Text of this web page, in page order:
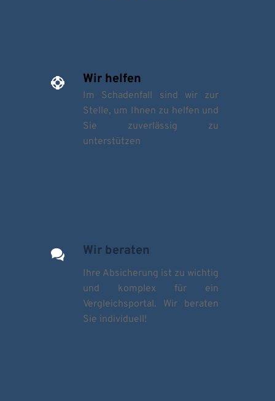
Wir helfen
Im Schadenfall sind wir zur
Stelle, um Ihnen zu helfen und
Sie zuverlässig zu
unterstützen
Wir beraten
Ihre Absicherung ist zu wichtig
und komplex für ein
Vergleichsportal. Wir beraten
Sie individuell!